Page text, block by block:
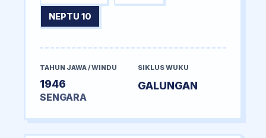
NEPTU 10
TAHUN JAWA / WINDU
1946
SENGARA
SIKLUS WUKU
GALUNGAN